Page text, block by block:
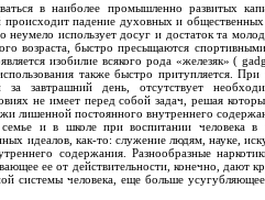
в наиболее промышленно развитых
падение духовных и общественных
неумело использует досуг и достаток та
возраста, быстро пресыщаются
изобилие всякого рода «железяк» (
также быстро притупляется. При
завтрашний день, отсутствует
не имеет перед собой задач, решая
лишенной постоянного внутреннего
и в школе при воспитании человека в
идеалов, как-то: служение людям, науке,
содержания. Разнообразные
ее от действительности, конечно, дают
системы человека, еще больше